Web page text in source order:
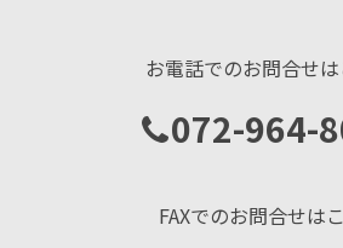
お電話でのお問合せ
072-964-
FAXでのお問合せは